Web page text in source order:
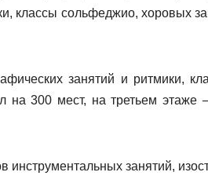
классы сольфеджио, хоровых
занятий и ритмики,
на 300 мест, на третьем
инструментальных занятий,